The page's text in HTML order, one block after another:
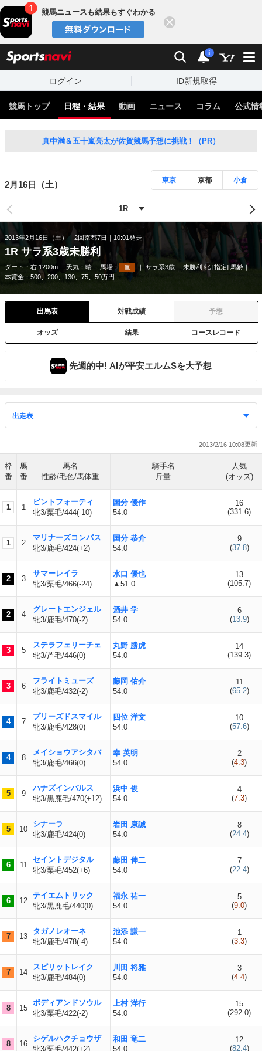
競馬ニュースも結果もすぐわかる
検索 通知
i
ログイン ID新規取得
競馬トップ 日程・結果 動画 ニュース コラム 公式情
真中満＆五十嵐亮太が佐賀競馬予想に挑戦！（PR）
2月16日（土） 東京 京都 小倉
2013年2月16日（土） 2回京都7日 10:01発走
1R サラ系3歳未勝利
ダート・右 1200m 天気： 晴 馬場： 重 サラ系3歳
未勝利 牝 [指定] 馬齢
本賞金：500、200、130、75、50万円
出馬表 対戦成績 予想
オッズ 結果 コースレコード
先週的中! AIが平安エルムSを大予想
2013/2/16 10:08
枠
番
馬
番
馬名
性齢/毛色/馬体重
騎手名
斤量
人気
(オッズ)
1 1
ビントフォーティ
牝3/栗毛/444(-10)
国分 優作
54.0
16
(331.6)
1 2
マリナーズコンパス
牝3/鹿毛/424(+2)
国分 恭介
54.0
9
(37.8)
2 3
サマーレイラ
牝3/栗毛/466(-24)
水口 優也
▲51.0
13
(105.7)
2 4
グレートエンジェル
牝3/鹿毛/470(-2)
酒井 学
54.0
6
(13.9)
3 5
ステラフェリーチェ
牝3/芦毛/446(0)
丸野 勝虎
54.0
14
(139.3)
3 6
フライトミューズ
牝3/鹿毛/432(-2)
藤岡 佑介
54.0
11
(65.2)
4 7
プリーズドスマイル
牝3/鹿毛/428(0)
四位 洋文
54.0
10
(57.6)
4 8
メイショウアシタバ
牝3/鹿毛/466(0)
幸 英明
54.0
2
(4.3)
5 9
ハナズインパルス
牝3/黒鹿毛/470(+12)
浜中 俊
54.0
4
(7.3)
5 10
シナーラ
牝3/鹿毛/424(0)
岩田 康誠
54.0
8
(24.4)
6 11
セイントデジタル
牝3/栗毛/452(+6)
藤田 伸二
54.0
7
(22.4)
6 12
テイエムトリック
牝3/黒鹿毛/440(0)
福永 祐一
54.0
5
(9.0)
7 13
タガノレオーネ
牝3/鹿毛/478(-4)
池添 謙一
54.0
1
(3.3)
7 14
スピリットレイク
牝3/鹿毛/484(0)
川田 将雅
54.0
3
(4.4)
8 15
ボディアンドソウル
牝3/栗毛/422(-2)
上村 洋行
54.0
15
(292.0)
8 16
シゲルハクチョウザ
牝3/栗毛/442(+2)
和田 竜二
54.0
12
(82.4)